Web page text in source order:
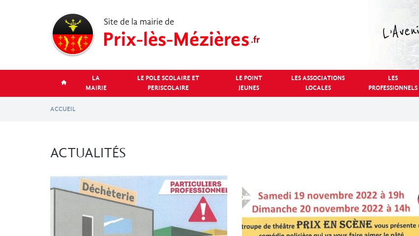
LA
MAIRIE
LE POLE SCOLAIRE ET
PERISCOLAIRE
LE POINT
JEUNES
LES ASSOCIATIONS
LOCALES
LES
PROFESSIONNELS
ACCUEIL
ACTUALITÉS